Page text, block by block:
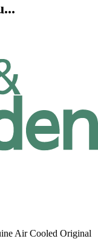
Air Cooled Original